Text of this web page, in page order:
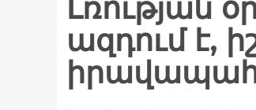
Լռության
ազդում է,